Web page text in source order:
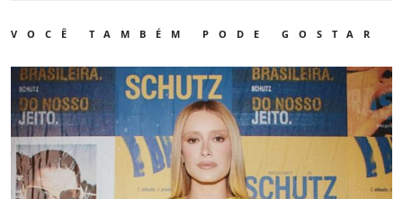
VOCÊ TAMBÉM PODE GOSTAR